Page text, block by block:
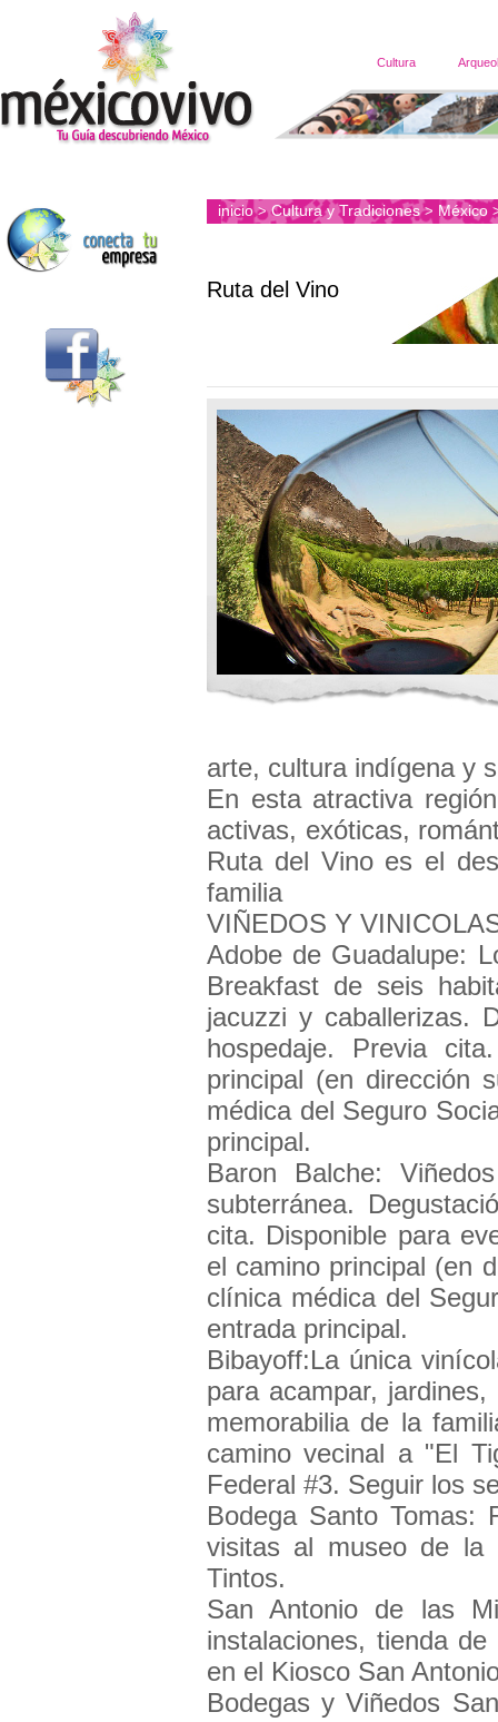
Cultura
inicio>Cultura y Tradiciones> México
Ruta del Vino
arte, cultura indígena y
En esta atractiva
activas, exóticas,
Ruta del Vino es el
familia
VIÑEDOS Y
Adobe de Guadalupe:
Breakfast de seis
jacuzzi y caballerizas.
hospedaje. Previa
principal (en dirección
médica del Seguro
principal.
Baron Balche:
subterránea.
cita. Disponible para
el camino principal (en
clínica médica del
entrada principal.
Bibayoff:La única
para acampar,
memorabilia de la
camino vecinal a "El
Federal #3. Seguir los
Bodega Santo Tomas:
visitas al museo de la
Tintos.
San Antonio de las
instalaciones, tienda
en el Kiosco San
Bodegas y Viñedos